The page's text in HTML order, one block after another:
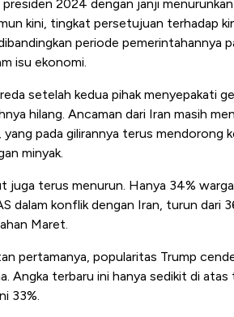
2024 dengan janji
kini, tingkat persetujuan terhadap
periode pemerintahannya
isu ekonomi.
setelah kedua pihak menyepakati
hilang. Ancaman dari Iran masih
pada gilirannya terus mendorong
minyak.
juga terus menurun. Hanya 34%
dalam konflik dengan Iran, turun dari
Maret.
pertamanya, popularitas Trump
Angka terbaru ini hanya sedikit di
33%.